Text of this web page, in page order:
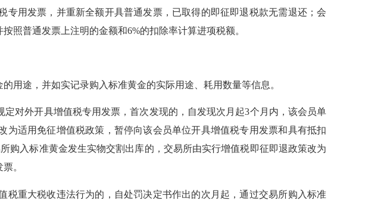
用发票，并重新全额开具普通发票，已取得的即征即退税款无需退还；会
照普通发票上注明的金额和6%的扣除率计算进项税额。
途，并如实记录购入标准黄金的实际用途、耗用数量等信息。
外开具增值税专用发票，首次发现的，自发现次月起3个月内，该会员单
适用免征增值税政策，暂停向该会员单位开具增值税专用发票和具有抵扣
购入标准黄金发生实物交割出库的，交易所由实行增值税即征即退政策改为
。
重大税收违法行为的，自处罚决定书作出的次月起，通过交易所购入标准